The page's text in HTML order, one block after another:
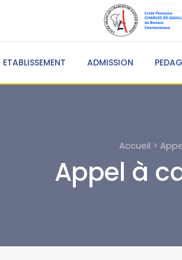
ETABLISSEMENT ADMISSION
Accueil >
Appel à